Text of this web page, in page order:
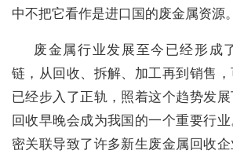
中不把它看作是进口国的废金属资源。
废金属行业发展至今已经形成
链，从回收、拆解、加工再到销售
已经步入了正轨，照着这个趋势发
回收早晚会成为我国的一个重要行
密关联导致了许多新生废金属回收